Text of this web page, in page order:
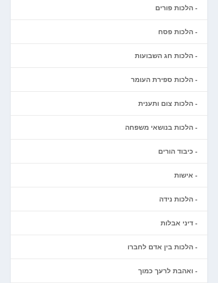
הלכות פורים
הלכות פסח
הלכות חג השבועות
הלכות ספירת העומר
הלכות צום ותענית
הלכות בנושאי משפחה
כיבוד הורים
אישות
הלכות נידה
דיני אבלות
הלכות בין אדם לחברו
ואהבת לרעך כמוך